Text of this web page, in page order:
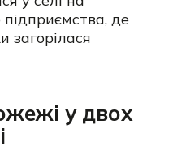
підприємства, де
загорілася
у двох